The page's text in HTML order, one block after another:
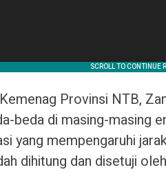
Provinsi NTB,
beda di masing-masing
yang mempengaruhi
dihitung dan disetuji